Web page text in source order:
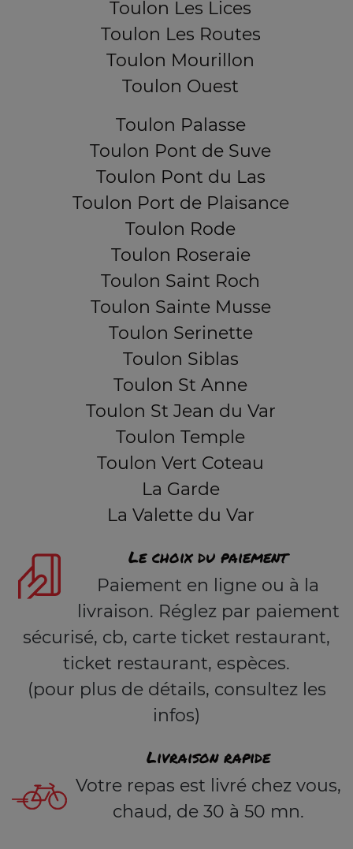
Toulon Les Lices
Toulon Les Routes
Toulon Mourillon
Toulon Ouest
Toulon Palasse
Toulon Pont de Suve
Toulon Pont du Las
Toulon Port de Plaisance
Toulon Rode
Toulon Roseraie
Toulon Saint Roch
Toulon Sainte Musse
Toulon Serinette
Toulon Siblas
Toulon St Anne
Toulon St Jean du Var
Toulon Temple
Toulon Vert Coteau
La Garde
La Valette du Var
Le choix du paiement
Paiement en ligne ou à la
livraison. Réglez par paiement
sécurisé, cb, carte ticket restaurant,
ticket restaurant, espèces.
(pour plus de détails, consultez les
infos)
Livraison rapide
Votre repas est livré chez vous,
chaud, de 30 à 50 mn.